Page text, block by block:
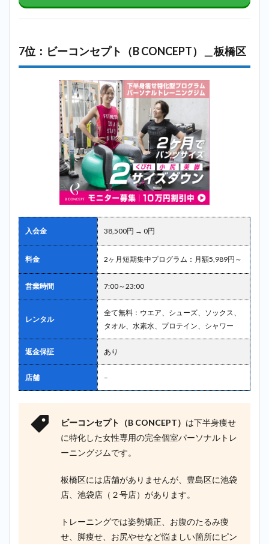
7位：ビーコンセプト（B CONCEPT）＿板橋区
入会金 38,500円 → 0円
料金 2ヶ月短期集中プログラム：月額5,989円～
営業時間 7:00～23:00
レンタル
全て無料：ウエア、シューズ、ソックス、
タオル、水素水、プロテイン、シャワー
返金保証 あり
店舗 –
ビーコンセプト（B CONCEPT） は下半身痩せ
に特化した女性専用の完全個室パーソナルトレ
ーニングジムです。
板橋区には店舗がありませんが、豊島区に池袋
店、池袋店（２号店）があります。
トレーニングでは姿勢矯正、お腹のたるみ痩
せ、脚痩せ、お尻やせなど悩ましい箇所にピン